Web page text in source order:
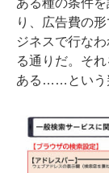
り、広告費の
ジネスで行な
る通りだ。そ
ある……という